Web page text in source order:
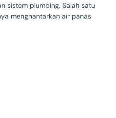
sistem plumbing. Salah satu
menghantarkan air panas